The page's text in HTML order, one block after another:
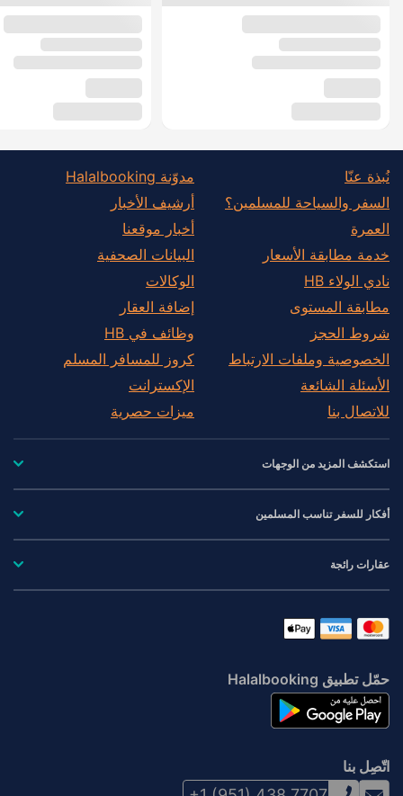
نُبذة عنّا
السفر والسياحة للمسلمين؟
العمرة
خدمة مطابقة الأسعار
نادي الولاء HB
مطابقة المستوى
شروط الحجز
الخصوصية وملفات الارتباط
الأسئلة الشائعة
للاتصال بنا
مدوّنة Halalbooking
أرشيف الأخبار
أخبار موقعنا
البيانات الصحفية
الوكالات
إضافة العقار
وظائف في HB
كروز للمسافر المسلم
الإكسترانت
ميزات حصرية
استكشف المزيد من الوجهات
أفكار للسفر تناسب المسلمين
عقارات رائجة
حمّل تطبيق Halalbooking
اتّصِل بنا